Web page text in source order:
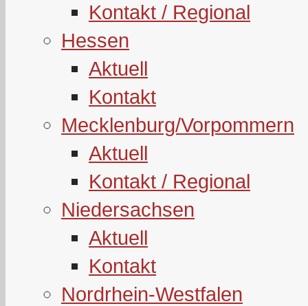
Kontakt / Regional
Hessen
Aktuell
Kontakt
Mecklenburg/Vorpommern
Aktuell
Kontakt / Regional
Niedersachsen
Aktuell
Kontakt
Nordrhein-Westfalen